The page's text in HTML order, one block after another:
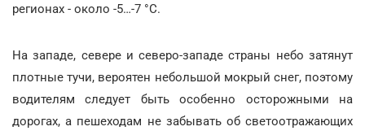
регионах - около -5…-7 °С.
На западе, севере и северо-западе страны небо затянут
плотные тучи, вероятен небольшой мокрый снег, поэтому
водителям следует быть особенно осторожными на
дорогах, а пешеходам не забывать об светоотражающих